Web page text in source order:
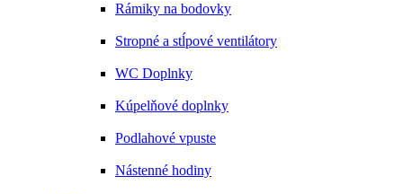
Rámiky na bodovky
Stropné a stĺpové ventilátory
WC Doplnky
Kúpelňové doplnky
Podlahové vpuste
Nástenné hodiny